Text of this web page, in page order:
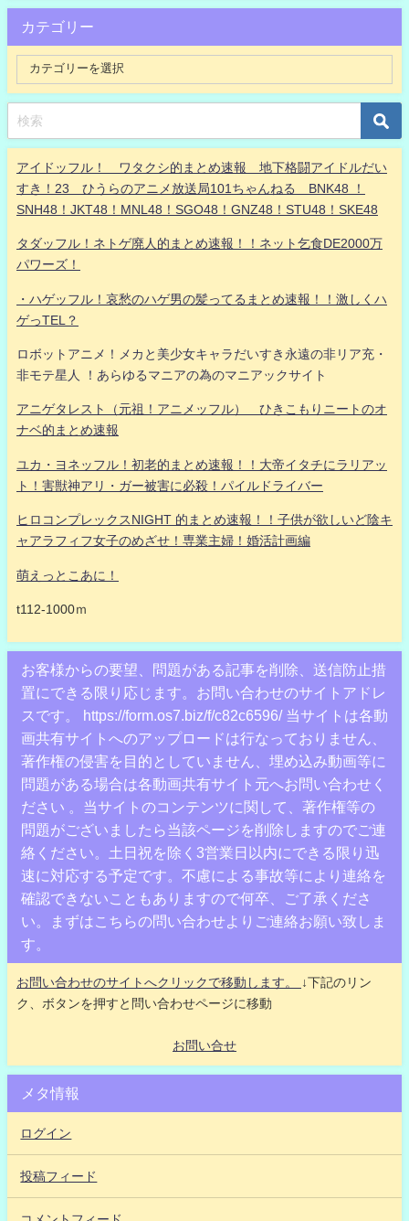
カテゴリー
アイドッフル！ ワタクシ的まとめ速報 地下格闘アイドルだい
すき！23 ひうらのアニメ放送局101ちゃんねる BNK48 ！
SNH48！JKT48！MNL48！SGO48！GNZ48！STU48！SKE48
タダッフル！ネトゲ廃人的まとめ速報！！ネット乞食DE2000万
パワーズ！
・ハゲッフル！哀愁のハゲ男の髪ってるまとめ速報！！激しくハ
ゲっTEL？
ロボットアニメ！メカと美少女キャラだいすき永遠の非リア充・
非モテ星人 ！あらゆるマニアの為のマニアックサイト
アニゲタレスト（元祖！アニメッフル） ひきこもりニートのオ
ナベ的まとめ速報
ユカ・ヨネッフル！初老的まとめ速報！！大帝イタチにラリアッ
ト！害獣神アリ・ガー被害に必殺！パイルドライバー
ヒロコンプレックスNIGHT 的まとめ速報！！子供が欲しいど陰キ
ャアラフィフ女子のめざせ！専業主婦！婚活計画編
萌えっとこあに！
t112-1000ｍ
お客様からの要望、問題がある記事を削除、送信防止措
置にできる限り応じます。お問い合わせのサイトアドレ
スです。 https://form.os7.biz/f/c82c6596/ 当サイトは各動
画共有サイトへのアップロードは行なっておりません、
著作権の侵害を目的としていません、埋め込み動画等に
問題がある場合は各動画共有サイト元へお問い合わせく
ださい 。当サイトのコンテンツに関して、著作権等の
問題がございましたら当該ページを削除しますのでご連
絡ください。土日祝を除く3営業日以内にできる限り迅
速に対応する予定です。不慮による事故等により連絡を
確認できないこともありますので何卒、ご了承くださ
い。まずはこちらの問い合わせよりご連絡お願い致しま
す。
お問い合わせのサイトへクリックで移動します。
↓下記のリン
ク、ボタンを押すと問い合わせページに移動
お問い合せ
メタ情報
ログイン
投稿フィード